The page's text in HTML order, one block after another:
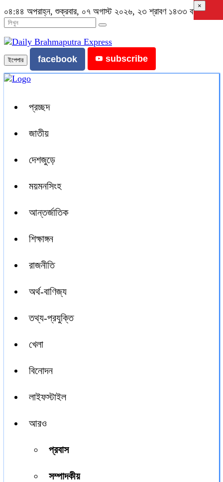
০৪:৪৪ অপরাহ্ন, শুক্রবার, ০৭ অগাস্ট ২০২৬, ২৩ শ্রাবণ ১৪৩৩ বঙ্গাব্দ
ইপেপার facebook subscribe
প্রচ্ছদ
জাতীয়
দেশজুড়ে
ময়মনসিংহ
আন্তর্জাতিক
শিক্ষাঙ্গন
রাজনীতি
অর্থ-বাণিজ্য
তথ্য-প্রযুক্তি
খেলা
বিনোদন
লাইফস্টাইল
আরও
প্রবাস
সম্পাদকীয়
×